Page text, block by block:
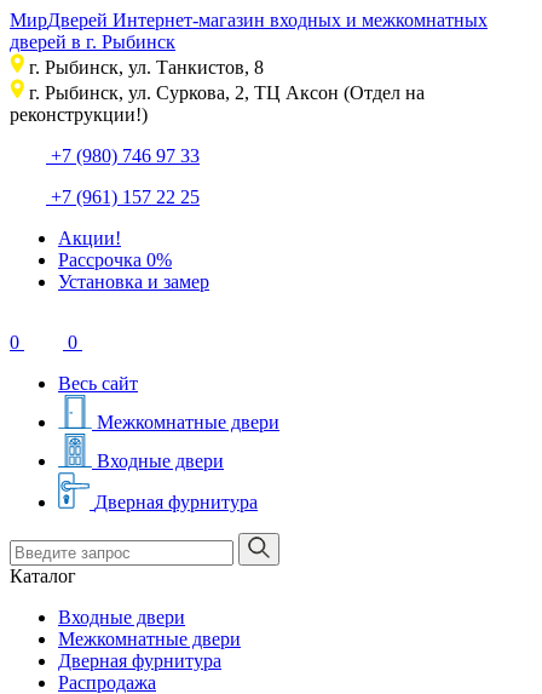
МирДверей Интернет-магазин входных и межкомнатных
дверей в г. Рыбинск
г. Рыбинск, ул. Танкистов, 8
г. Рыбинск, ул. Суркова, 2, ТЦ Аксон (Отдел на
реконструкции!)
+7 (980) 746 97 33
+7 (961) 157 22 25
Акции!
Рассрочка 0%
Установка и замер
0
0
Весь сайт
Межкомнатные двери
Входные двери
Дверная фурнитура
Каталог
Входные двери
Межкомнатные двери
Дверная фурнитура
Распродажа